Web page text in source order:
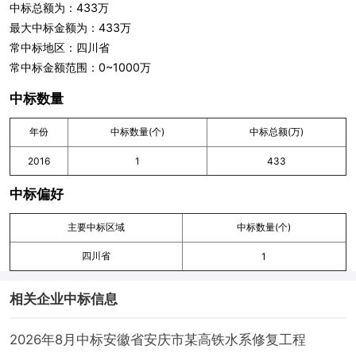
中标总额为：433万
最大中标金额为：433万
常中标地区：四川省
常中标金额范围：0~1000万
中标数量
年份 中标数量(个) 中标总额(万)
2016 1 433
中标偏好
主要中标区域 中标数量(个)
四川省 1
相关企业中标信息
2026年8月中标安徽省安庆市某高铁水系修复工程